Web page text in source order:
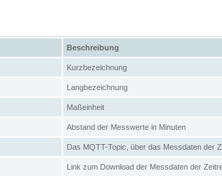
Beschreibung
Kurzbezeichnung
Langbezeichnung
Maßeinheit
Abstand der Messwerte in Minuten
Das MQTT-Topic, über das Messdaten der
Link zum Download der Messdaten der